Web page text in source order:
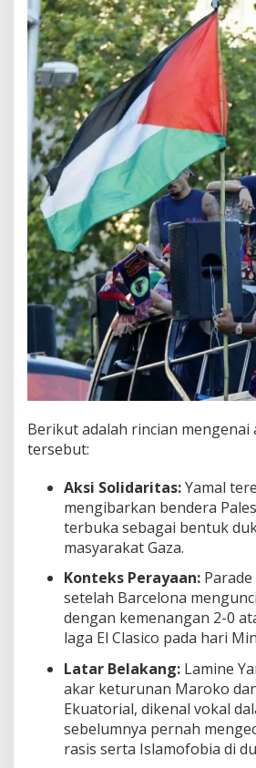
Berikut adalah rincian mengenai
tersebut:
Aksi Solidaritas:Yamal
mengibarkan bendera
terbuka sebagai bentuk
masyarakat Gaza.
Konteks Perayaan:
setelah Barcelona
dengan kemenangan 2-0
laga El Clasico pada hari
Latar Belakang: Lamine
akar keturunan Maroko
Ekuatorial, dikenal vokal
sebelumnya pernah
rasis serta Islamofobia di